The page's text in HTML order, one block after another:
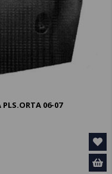
PLS.ORTA 06-07